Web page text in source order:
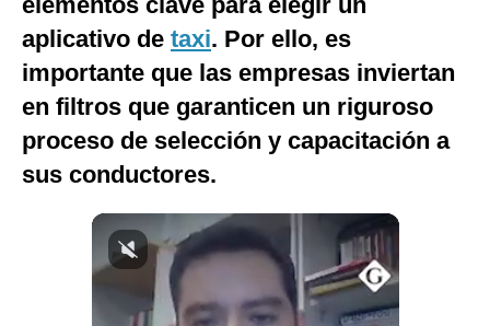
España
Internacional
Tecnología
Club del Suscriptor
Mix
G de Gestión
Notas Contratadas
aplicativo de taxi. Por ello, es
importante que las empresas inviertan
en filtros que garanticen un riguroso
proceso de selección y capacitación a
sus conductores.